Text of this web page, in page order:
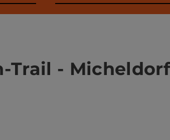
Trail - Micheldorf